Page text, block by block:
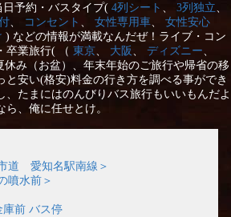
予約・バスタイプ( 4列シート 3列独立
コンセント 女性専用車
女性安心
) などの情報が満載なんだぜ！ライブ・コン
卒業旅行( （ 東京 大阪 ディズニー
休み（お盆）、年末年始のご旅行や帰省の移
と安い(格安)料金の行き方を調べる事ができ
、たまにはのんびりバス旅行もいいもんだよ
、俺に任せとけ。
道 愛知名駅南線＞
噴水前＞
庫前 バス停